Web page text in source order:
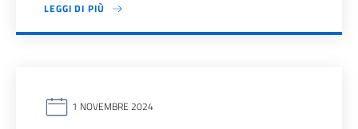
LEGGI DI PIÙ
1 NOVEMBRE 2024